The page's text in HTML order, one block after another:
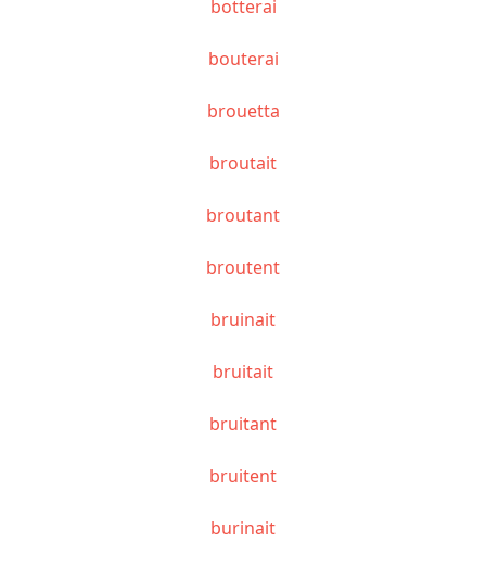
botterai
bouterai
brouetta
broutait
broutant
broutent
bruinait
bruitait
bruitant
bruitent
burinait